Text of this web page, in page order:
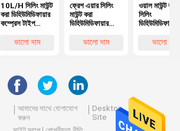
10L/H সিলিং মাউন্ট
করা ডিহিউমিডিফায়ার
কম্প্রেস টাইপ
কার্যকরীভাবে শৈলীকে
ভালো দাম
ফ্রেশ এয়ার সিলিং
মাউন্ট করা
ডিহিউমিডিফায়ার
রেফ্রিজারেন্ট উচ্চ
ভালো দাম
ওয়াল মাউন্ট করা
সিলিং
ডিহিউমিডিফায়ার
ভালো দাম
আমাদের সাথে যোগাযোগ
করুন
Desktop
Site